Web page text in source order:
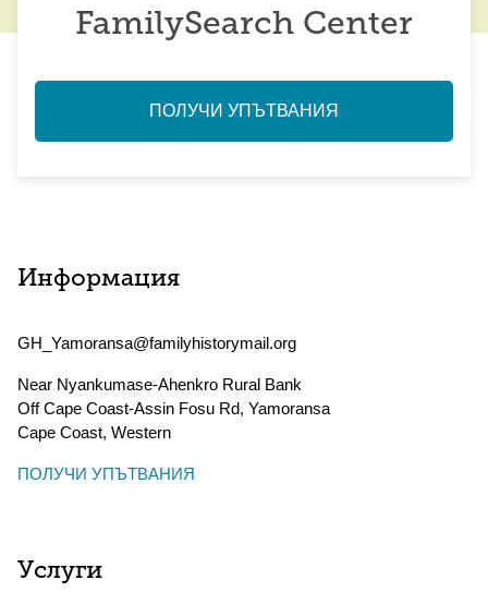
FamilySearch Center
ПОЛУЧИ УПЪТВАНИЯ
Информация
GH_Yamoransa@familyhistorymail.org
Near Nyankumase-Ahenkro Rural Bank
Off Cape Coast-Assin Fosu Rd, Yamoransa
Cape Coast, Western
ПОЛУЧИ УПЪТВАНИЯ
Услуги